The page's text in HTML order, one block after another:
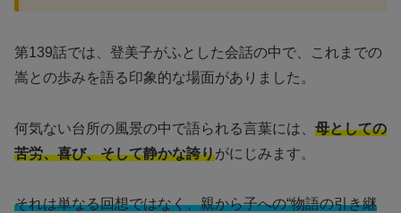
第139話では、登美子がふとした会話の中で、これまでの
嵩との歩みを語る印象的な場面がありました。
何気ない台所の風景の中で語られる言葉には、 母としての
苦労、喜び、そして静かな誇りがにじみます。
それは単なる回想ではなく、親から子への“物語の引き継